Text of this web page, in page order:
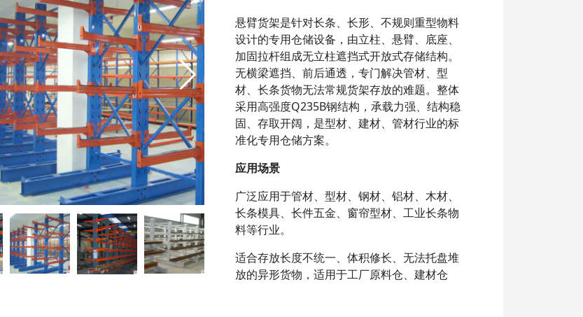
悬臂货架是针对长条、长形、不规则重型物料
设计的专用仓储设备，由立柱、悬臂、底座、
加固拉杆组成无立柱遮挡式开放式存储结构。
无横梁遮挡、前后通透，专门解决管材、型
材、长条货物无法常规货架存放的难题。整体
采用高强度Q235B钢结构，承载力强、结构稳
固、存取开阔，是型材、建材、管材行业的标
准化专用仓储方案。
应用场景
广泛应用于管材、型材、钢材、铝材、木材、
长条模具、长件五金、窗帘型材、工业长条物
料等行业。
适合存放长度不统一、体积修长、无法托盘堆
放的异形货物，适用于工厂原料仓、建材仓